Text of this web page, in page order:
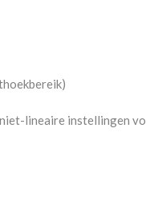
lineaire instellingen